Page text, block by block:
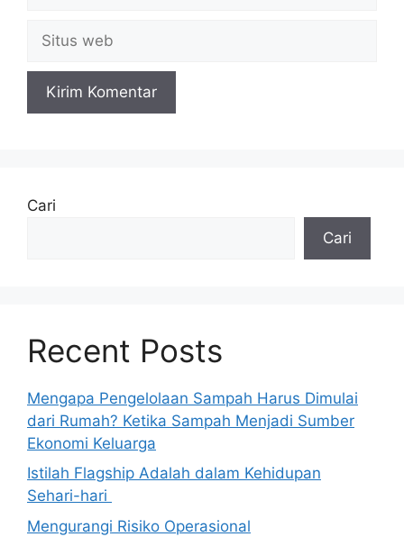
web
Cari
Cari
Recent Posts
Mengapa Pengelolaan Sampah Harus Dimulai
dari Rumah? Ketika Sampah Menjadi Sumber
Ekonomi Keluarga
Istilah Flagship Adalah dalam Kehidupan
Sehari-hari
Mengurangi Risiko Operasional